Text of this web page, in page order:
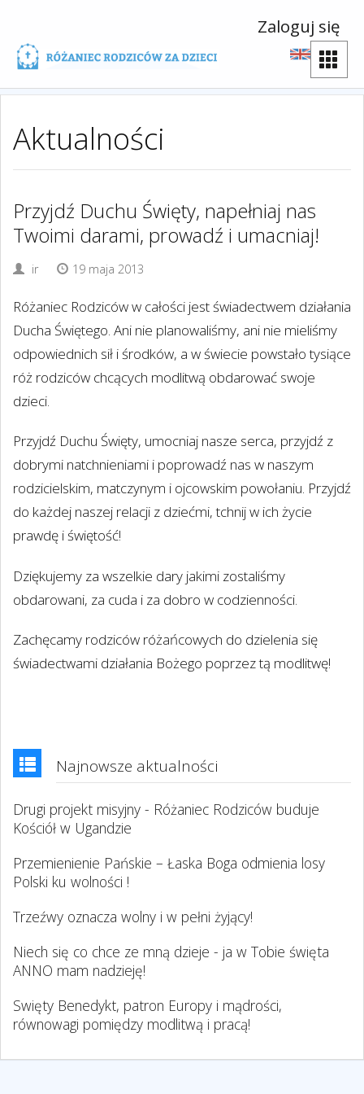
Zaloguj się
Aktualności
Przyjdź Duchu Święty, napełniaj nas
Twoimi darami, prowadź i umacniaj!
ir 19 maja 2013
Różaniec Rodziców w całości jest świadectwem działania
Ducha Świętego. Ani nie planowaliśmy, ani nie mieliśmy
odpowiednich sił i środków, a w świecie powstało tysiące
róż rodziców chcących modlitwą obdarować swoje
dzieci.
Przyjdź Duchu Święty, umocniaj nasze serca, przyjdź z
dobrymi natchnieniami i poprowadź nas w naszym
rodzicielskim, matczynym i ojcowskim powołaniu. Przyjdź
do każdej naszej relacji z dziećmi, tchnij w ich życie
prawdę i świętość!
Dziękujemy za wszelkie dary jakimi zostaliśmy
obdarowani, za cuda i za dobro w codzienności.
Zachęcamy rodziców różańcowych do dzielenia się
świadectwami działania Bożego poprzez tą modlitwę!
Najnowsze aktualności
Drugi projekt misyjny - Różaniec Rodziców buduje
Kościół w Ugandzie
Przemienienie Pańskie – Łaska Boga odmienia losy
Polski ku wolności !
Trzeźwy oznacza wolny i w pełni żyjący!
Niech się co chce ze mną dzieje - ja w Tobie święta
ANNO mam nadzieję!
Swięty Benedykt, patron Europy i mądrości,
równowagi pomiędzy modlitwą i pracą!